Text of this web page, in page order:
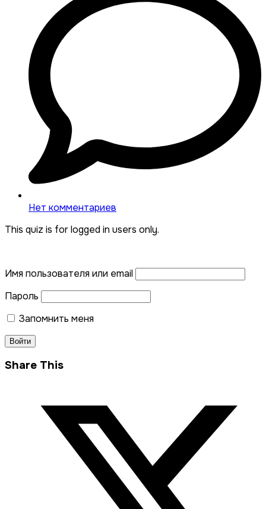
Нет комментариев
This quiz is for logged in users only.
Имя пользователя или email
Пароль
Запомнить меня
Share This